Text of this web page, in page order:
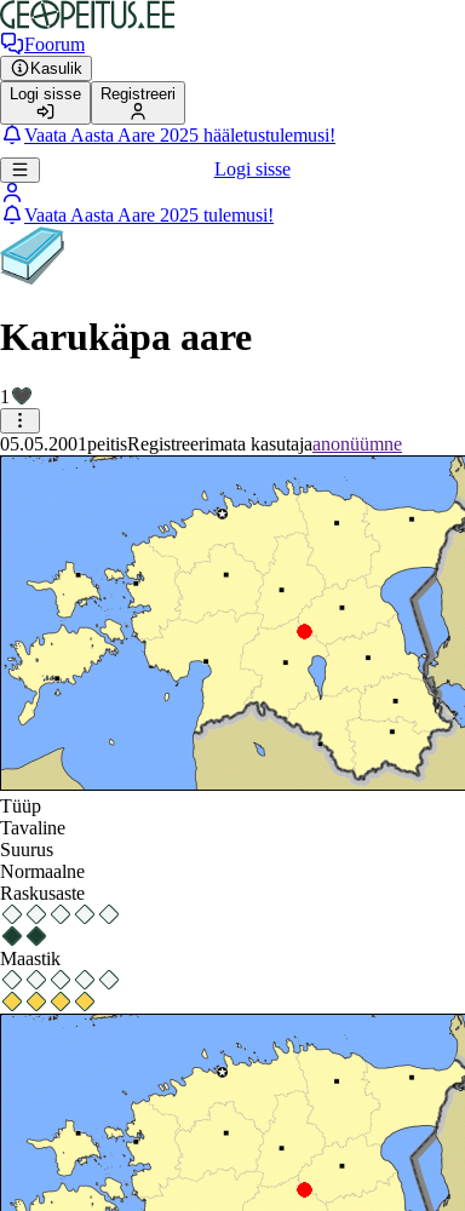
Foorum
Kasulik
Logi sisse
Registreeri
Vaata Aasta Aare 2025 hääletustulemusi!
Logi sisse
Vaata Aasta Aare 2025 tulemusi!
Karukäpa aare
1
05.05.2001peitisRegistreerimata kasutajaanonüümne
Tüüp
Tavaline
Suurus
Normaalne
Raskusaste
Maastik